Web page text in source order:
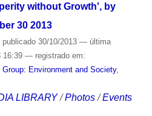
without Growth', by
30 2013
publicado30/10/2013 — última
16:39 — registrado em:
Group: Environment and Society,
LIBRARY /Photos /Events